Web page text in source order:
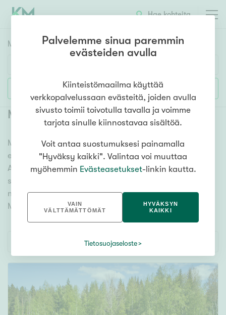
Hae kohteita
Myyntikohteet
Huoneluku
1h 2h 3h 4h 5h+
Asuntotyyppi
Kerros-/luhtitalo
Rivitalo/paritalo
Omakoti-/erillistalo
Maa- tai metsätila
Vapaa-ajan asunto
Toimitila
Muut
Lisää hakuehtoja
Myytävät tontit Sumiainen (1)
Meiltä löydät myytävät tontit Sumiainen, olitpa
etsimässä paikkaa uudelle talolle tai mökille.
Ammattitaitoiset kiinteistönvälittäjämme auttavat
sinua unelmatontin valitsemisessa. Katso alta kaikki
myytävät tontit Sumiainen ja tutustu vaihtoehtoihin.
Meiltä löydät mieleisesi!
Uusin ilmoitus ensin
Palvelemme sinua paremmin
evästeiden avulla
Kiinteistömaailma käyttää
verkkopalvelussaan evästeitä, joiden avulla
sivusto toimii toivotulla tavalla ja voimme
tarjota sinulle kiinnostavaa sisältöä.
Voit antaa suostumuksesi painamalla
"Hyväksy kaikki". Valintaa voi muuttaa
myöhemmin Evästeasetukset-linkin kautta.
VAIN
VÄLTTÄMÄTTÖMÄT
HYVÄKSYN
KAIKKI
Tietosuojaseloste